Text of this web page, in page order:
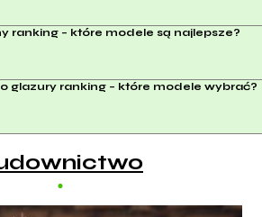
ranking – które modele są najlepsze?
glazury ranking – które modele wybrać?